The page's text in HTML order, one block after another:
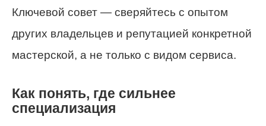
Ключевой совет — сверяйтесь с опытом
других владельцев и репутацией конкретной
мастерской, а не только с видом сервиса.
Как понять, где сильнее
специализация